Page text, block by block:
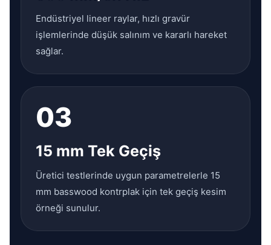
Endüstriyel lineer raylar, hızlı gravür
işlemlerinde düşük salınım ve kararlı hareket
sağlar.
03
15 mm Tek Geçiş
Üretici testlerinde uygun parametrelerle 15
mm basswood kontrplak için tek geçiş kesim
örneği sunulur.